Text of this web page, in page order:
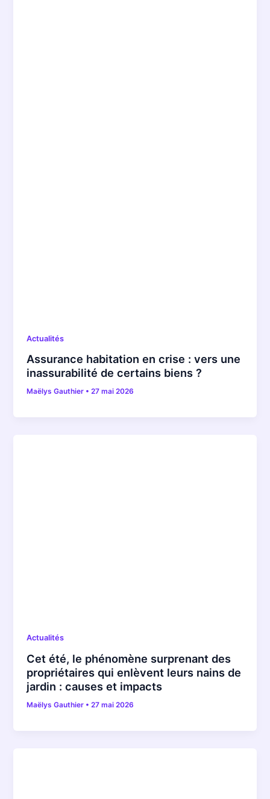
Actualités
Assurance habitation en crise : vers une
inassurabilité de certains biens ?
Maëlys Gauthier •27 mai 2026
Actualités
Cet été, le phénomène surprenant des
propriétaires qui enlèvent leurs nains de
jardin : causes et impacts
Maëlys Gauthier •27 mai 2026